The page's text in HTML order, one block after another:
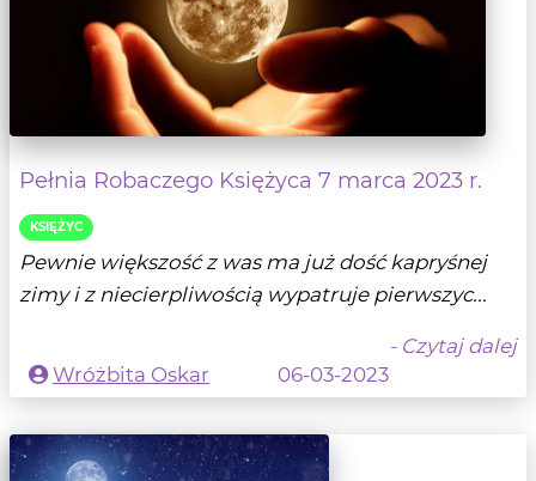
Pełnia Robaczego Księżyca 7 marca 2023 r.
KSIĘŻYC
Pewnie większość z was ma już dość kapryśnej
zimy i z niecierpliwością wypatruje pierwszyc...
- Czytaj dalej
Wróżbita Oskar
06-03-2023